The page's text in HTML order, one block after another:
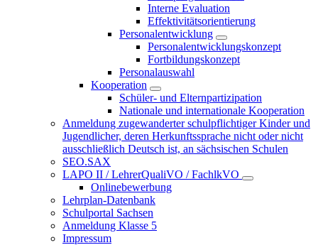
Interne Evaluation
Effektivitätsorientierung
Personalentwicklung
Personalentwicklungskonzept
Fortbildungskonzept
Personalauswahl
Kooperation
Schüler- und Elternpartizipation
Nationale und internationale Kooperation
Anmeldung zugewanderter schulpflichtiger Kinder und
Jugendlicher, deren Herkunftssprache nicht oder nicht
ausschließlich Deutsch ist, an sächsischen Schulen
SEO.SAX
LAPO II / LehrerQualiVO / FachlkVO
Onlinebewerbung
Lehrplan-Datenbank
Schulportal Sachsen
Anmeldung Klasse 5
Impressum